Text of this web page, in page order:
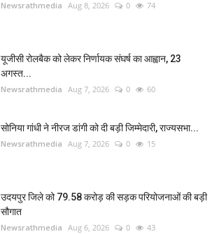
Newsrathmedia Aug 8, 2026 0 74
यूजीसी रोलबैक को लेकर निर्णायक संघर्ष का आह्वान, 23
अगस्त...
Newsrathmedia Aug 7, 2026 0 60
सोनिया गांधी ने नीरज डांगी को दी बड़ी जिम्मेदारी, राज्यसभा...
Newsrathmedia Aug 7, 2026 0 15
उदयपुर जिले को 79.58 करोड़ की सड़क परियोजनाओं की बड़ी
सौगात
Newsrathmedia Aug 6, 2026 0 43